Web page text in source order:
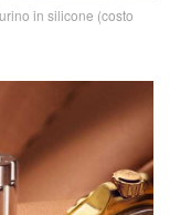
in silicone (costo